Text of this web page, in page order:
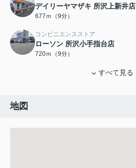
デイリーヤマザキ 所沢上新井店
677ｍ（9分）
コンビニエンスストア
ローソン 所沢小手指台店
720ｍ（9分）
すべて見る
地図